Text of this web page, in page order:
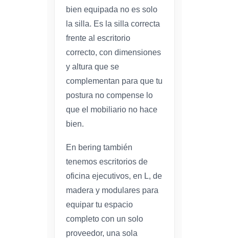
bien equipada no es solo
la silla. Es la silla correcta
frente al escritorio
correcto, con dimensiones
y altura que se
complementan para que tu
postura no compense lo
que el mobiliario no hace
bien.
En bering también
tenemos escritorios de
oficina ejecutivos, en L, de
madera y modulares para
equipar tu espacio
completo con un solo
proveedor, una sola